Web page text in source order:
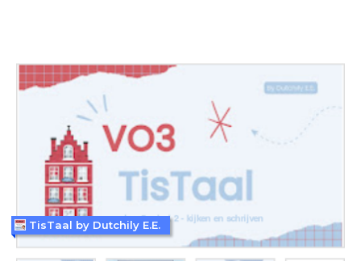
TisTaal by Dutchily E.E.